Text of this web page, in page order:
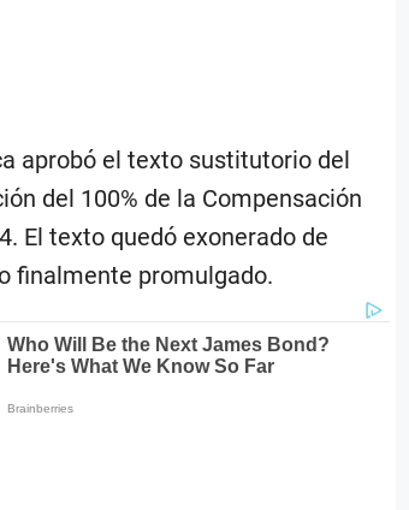
aprobó el texto sustitutorio del
del 100% de la Compensación
El texto quedó exonerado de
finalmente promulgado.